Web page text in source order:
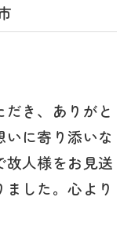
き、ありがと
に寄り添いな
故人様をお見送
した。心より